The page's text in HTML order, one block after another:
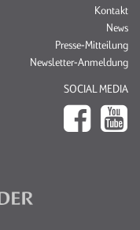
Kontakt
News
Presse-Mitteilung
Newsletter-Anmeldung
SOCIAL MEDIA